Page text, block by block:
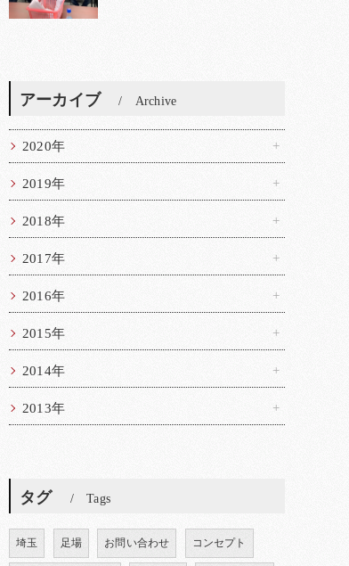
アーカイブ Archive
2020年
2019年
2018年
2017年
2016年
2015年
2014年
2013年
タグ Tags
埼玉 足場 お問い合わせ コンセプト